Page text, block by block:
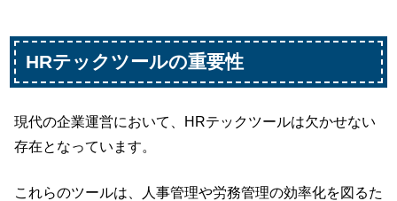
HRテックツールの重要性
現代の企業運営において、HRテックツールは欠かせない
存在となっています。
これらのツールは、人事管理や労務管理の効率化を図るた